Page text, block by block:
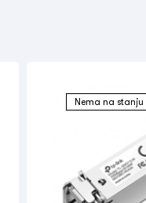
Nema na stanju